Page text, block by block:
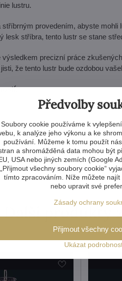
lustru.
provedením, abyste mohli
lesk stříbra, tento lustr se stane
výsledkem precizní práce
že tento lustr bude ozdobou
Další produkty
Předvolby
Soubory cookie používáme k
k analýze jeho výkonu a ke
používání. Můžeme k tomu použít
a shromážděná data mohou být
USA nebo jiných zemích (Google
„Přijmout všechny soubory cookie“
tímto zpracováním. Níže můžete
nebo upravit své
Zásady ochrany
Ukázat
Přijmout všechny